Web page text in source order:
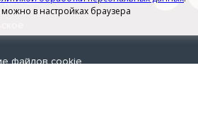
Где
файлов сookie
в настройках браузера